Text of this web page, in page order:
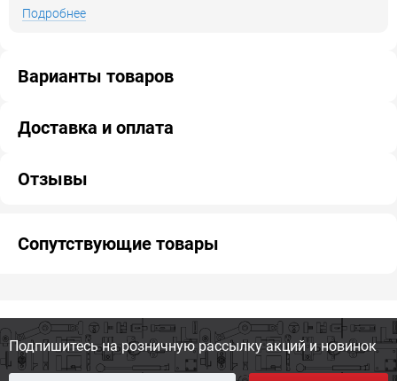
Подробнее
Варианты товаров
Доставка и оплата
Отзывы
Сопутствующие товары
Подпишитесь на розничную рассылку акций и новинок